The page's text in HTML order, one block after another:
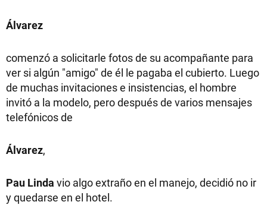
Álvarez
comenzó a solicitarle fotos de su acompañante para
ver si algún "amigo" de él le pagaba el cubierto. Luego
de muchas invitaciones e insistencias, el hombre
invitó a la modelo, pero después de varios mensajes
telefónicos de
Álvarez,
Pau Linda vio algo extraño en el manejo, decidió no ir
y quedarse en el hotel.